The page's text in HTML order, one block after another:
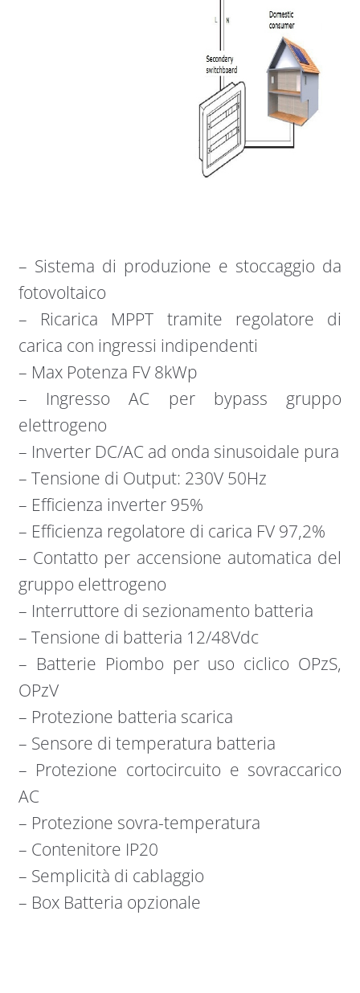
– Sistema di produzione e stoccaggio da
fotovoltaico
– Ricarica MPPT tramite regolatore di
carica con ingressi indipendenti
– Max Potenza FV 8kWp
– Ingresso AC per bypass gruppo
elettrogeno
– Inverter DC/AC ad onda sinusoidale pura
– Tensione di Output: 230V 50Hz
– Efficienza inverter 95%
– Efficienza regolatore di carica FV 97,2%
– Contatto per accensione automatica del
gruppo elettrogeno
– Interruttore di sezionamento batteria
– Tensione di batteria 12/48Vdc
– Batterie Piombo per uso ciclico OPzS,
OPzV
– Protezione batteria scarica
– Sensore di temperatura batteria
– Protezione cortocircuito e sovraccarico
AC
– Protezione sovra-temperatura
– Contenitore IP20
– Semplicità di cablaggio
– Box Batteria opzionale